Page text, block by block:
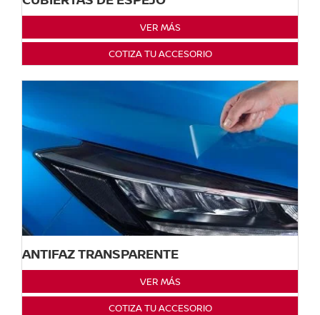
VER MÁS
COTIZA TU ACCESORIO
ANTIFAZ TRANSPARENTE
VER MÁS
COTIZA TU ACCESORIO